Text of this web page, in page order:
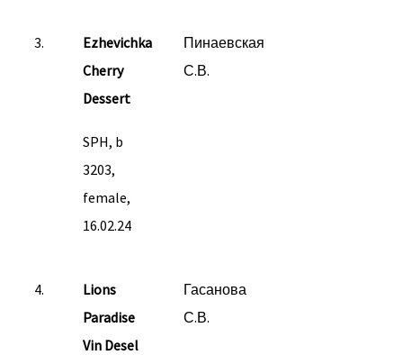
3.
Ezhevichka
Cherry
Dessert
SPH, b
3203,
female,
16.02.24
Пинаевская
С.В.
4.
Lions
Paradise
Vin Desel
Гасанова
С.В.